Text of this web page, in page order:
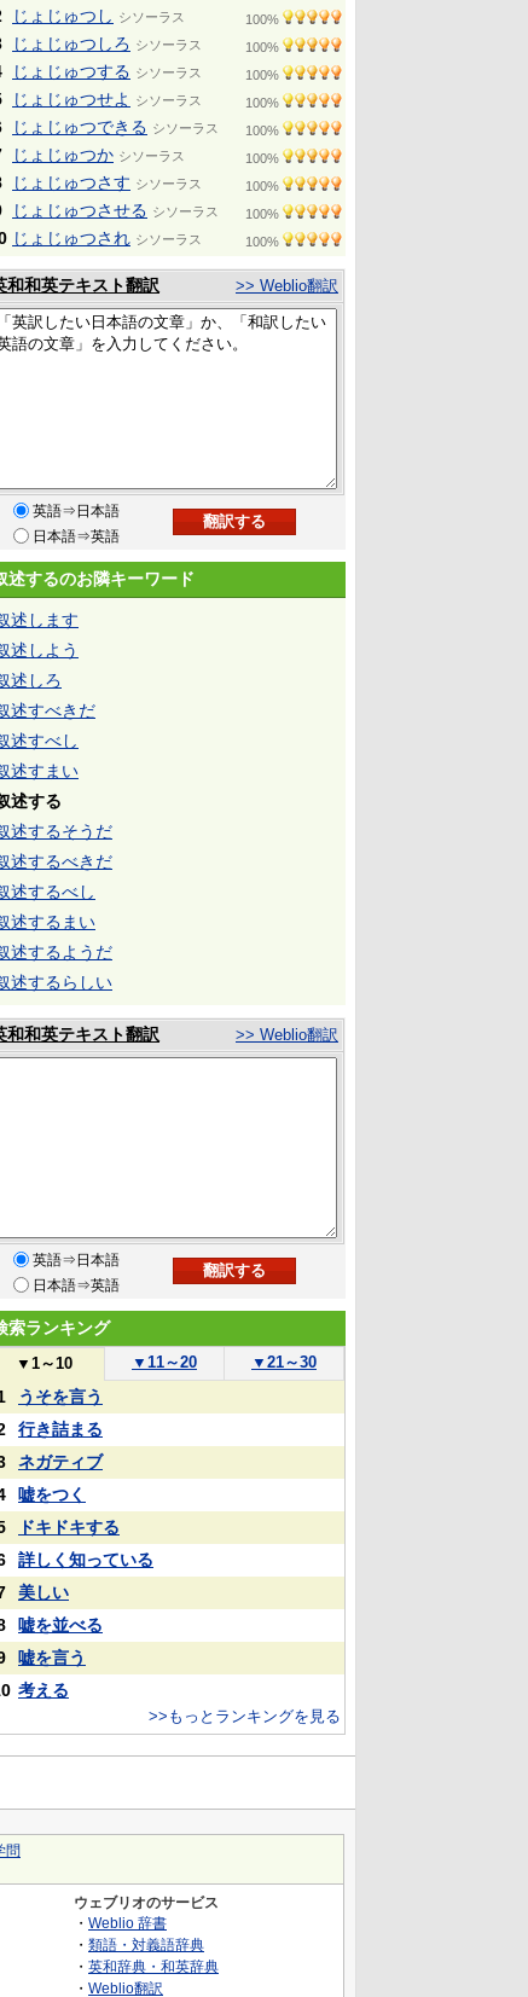
じょじゅつし シソーラス 100%
じょじゅつしろ シソーラス 100%
じょじゅつする シソーラス 100%
じょじゅつせよ シソーラス 100%
じょじゅつできる シソーラス 100%
じょじゅつか シソーラス 100%
じょじゅつさす シソーラス 100%
じょじゅつさせる シソーラス 100%
じょじゅつされ シソーラス 100%
和和英テキスト翻訳 >> Weblio翻訳
英語⇒日本語
日本語⇒英語
述するのお隣キーワード
述します
述しよう
述しろ
述すべきだ
述すべし
述すまい
述する
述するそうだ
述するべきだ
述するべし
述するまい
述するようだ
述するらしい
和和英テキスト翻訳 >> Weblio翻訳
英語⇒日本語
日本語⇒英語
索ランキング
▼ 1～10 ▼ 11～20 ▼ 21～30
うそを言う
行き詰まる
ネガティブ
嘘をつく
ドキドキする
詳しく知っている
美しい
嘘を並べる
嘘を言う
考える
>>もっとランキングを見る
問
ウェブリオのサービス
・ Weblio 辞書
・ 類語・対義語辞典
・ 英和辞典・和英辞典
・ Weblio翻訳